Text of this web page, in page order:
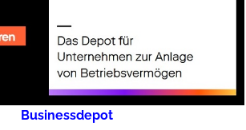
Businessdepot